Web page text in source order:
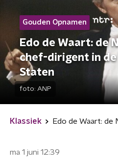
Gouden Opnamen
Edo de Waart: de
chef-dirigent in de
Staten
foto: ANP
Klassiek
ma 1 juni 12:39